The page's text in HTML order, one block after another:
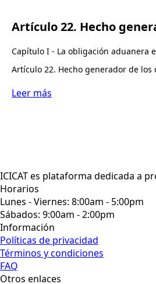
Artículo 22. Hecho
Capítulo I - La obligación aduanera
Artículo 22. Hecho generador de
Leer más
ICICAT es plataforma dedicada a
Horarios
Lunes - Viernes: 8:00am - 5:00pm
Sábados: 9:00am - 2:00pm
Información
Políticas de privacidad
Términos y condiciones
FAQ
Otros enlaces